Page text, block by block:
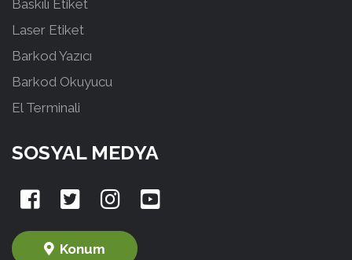
Baskılı Etiket
Laser Etiket
Barkod Yazıcı
Barkod Okuyucu
El Terminali
SOSYAL MEDYA
Konum